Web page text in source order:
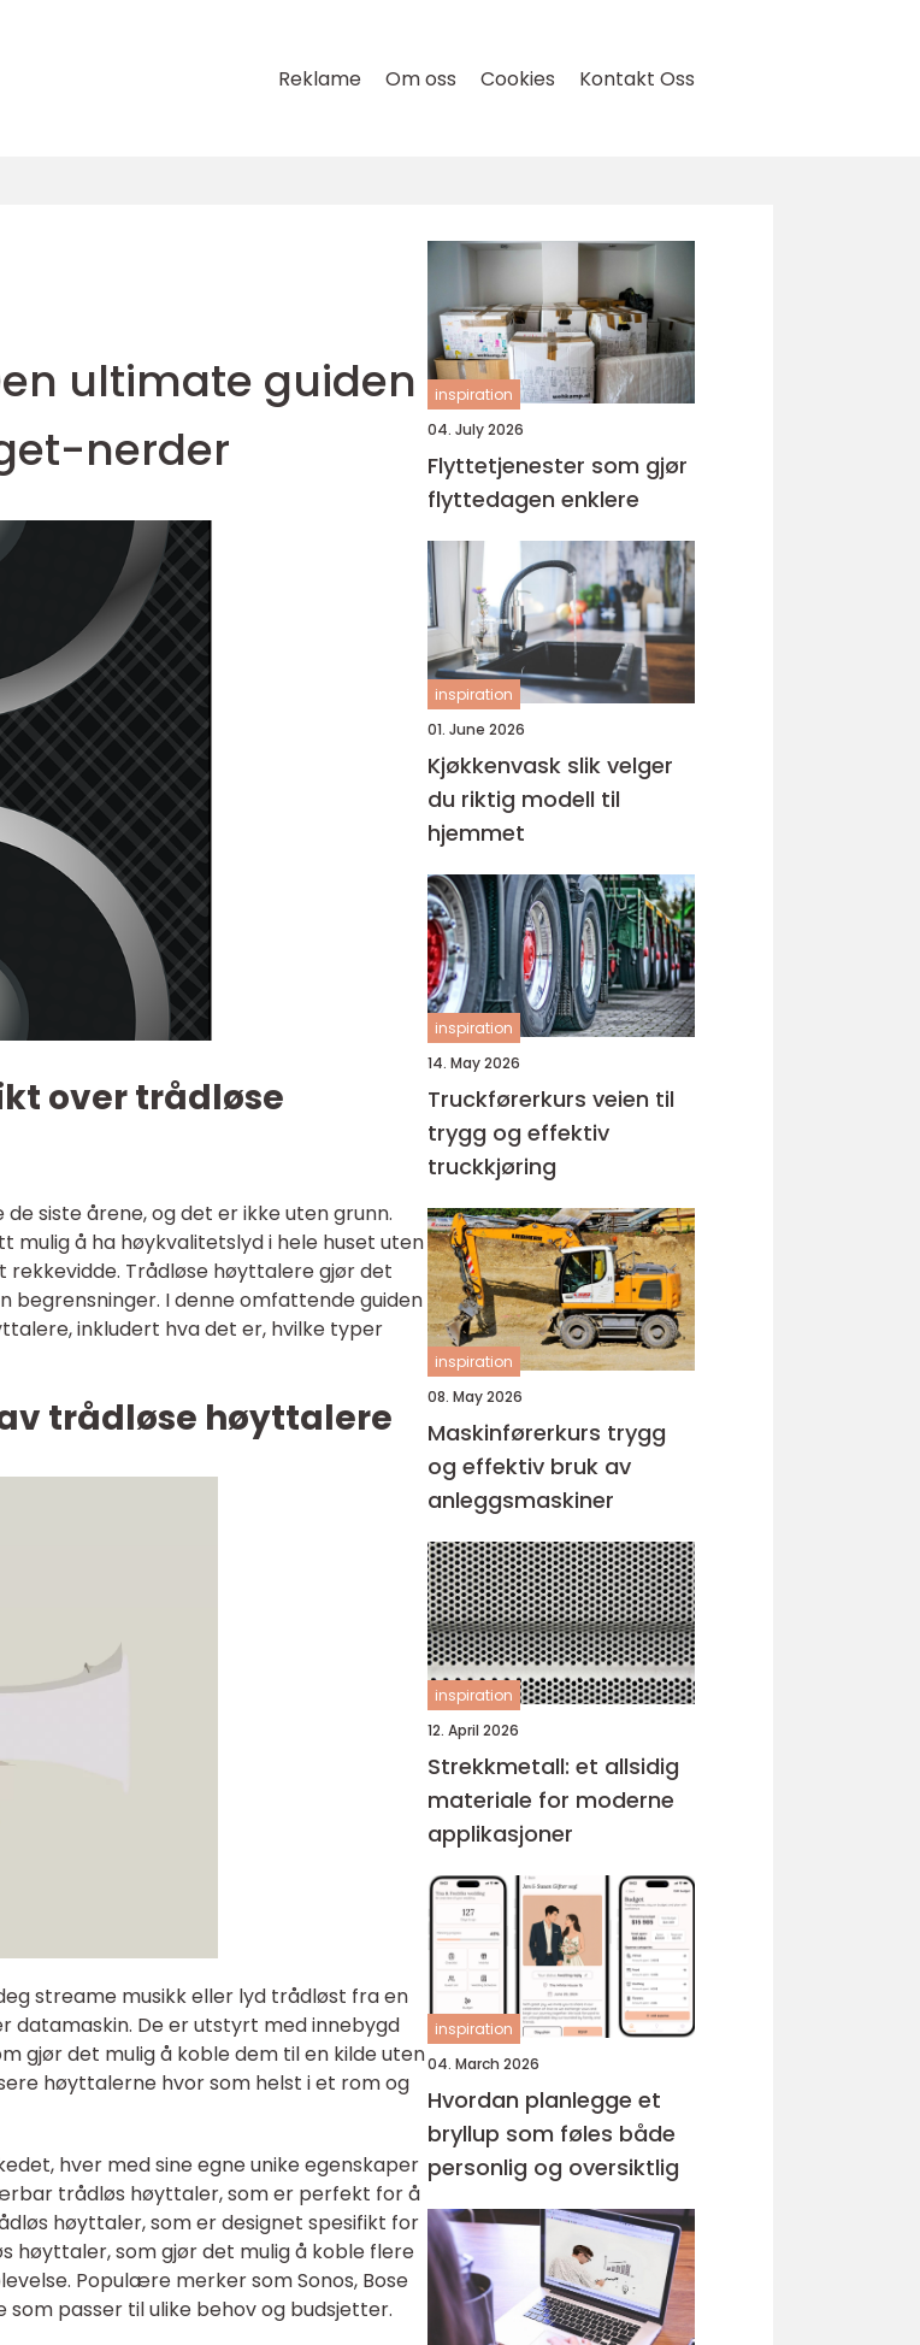
Reklame Om oss Cookies Kontakt Oss
ultimate guiden
nerder
over trådløse
siste årene, og det er ikke uten grunn.
å ha høykvalitetslyd i hele huset uten
Trådløse høyttalere gjør det
begrensninger. I denne omfattende guiden
inkludert hva det er, hvilke typer
trådløse høyttalere
streame musikk eller lyd trådløst fra en
De er utstyrt med innebygd
gjør det mulig å koble dem til en kilde uten
høyttalerne hvor som helst i et rom og
hver med sine egne unike egenskaper
trådløs høyttaler, som er perfekt for å
høyttaler, som er designet spesifikt for
høyttaler, som gjør det mulig å koble flere
Populære merker som Sonos, Bose
passer til ulike behov og budsjetter.
inspiration
04. July 2026
Flyttetjenester som gjør
flyttedagen enklere
inspiration
01. June 2026
Kjøkkenvask slik velger
du riktig modell til
hjemmet
inspiration
14. May 2026
Truckførerkurs veien til
trygg og effektiv
truckkjøring
inspiration
08. May 2026
Maskinførerkurs trygg
og effektiv bruk av
anleggsmaskiner
inspiration
12. April 2026
Strekkmetall: et allsidig
materiale for moderne
applikasjoner
inspiration
04. March 2026
Hvordan planlegge et
bryllup som føles både
personlig og oversiktlig